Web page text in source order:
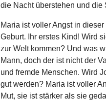
die Nacht überstehen und die
Maria ist voller Angst in
Geburt. Ihr erstes Kind! Wird
zur Welt kommen? Und was
Mann, doch der ist nicht der
und fremde Menschen. Wird
gut werden? Maria ist voller
Mut, sie ist stärker als sie